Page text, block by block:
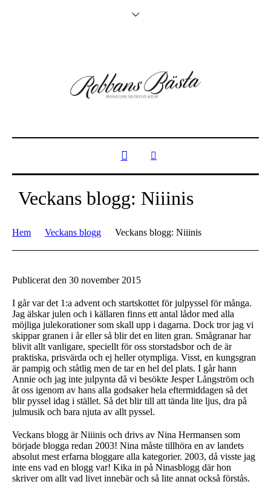
Veckans blogg: Niiinis
Hem Veckans blogg Veckans blogg: Niiinis
Publicerat den 30 november 2015
I går var det 1:a advent och startskottet för julpyssel för många.
Jag älskar julen och i källaren finns ett antal lådor med alla
möjliga julekorationer som skall upp i dagarna. Dock tror jag vi
skippar granen i år eller så blir det en liten gran. Smågranar har
blivit allt vanligare, speciellt för oss storstadsbor och de är
praktiska, prisvärda och ej heller otympliga. Visst, en kungsgran
är pampig och ståtlig men de tar en hel del plats. I går hann
Annie och jag inte julpynta då vi besökte Jesper Långström och
åt oss igenom av hans alla godsaker hela eftermiddagen så det
blir pyssel idag i stället. Så det blir till att tända lite ljus, dra på
julmusik och bara njuta av allt pyssel.
Veckans blogg är Niiinis och drivs av Nina Hermansen som
började blogga redan 2003! Nina måste tillhöra en av landets
absolut mest erfarna bloggare alla kategorier. 2003, då visste jag
inte ens vad en blogg var! Kika in på Ninasblogg där hon
skriver om allt vad livet innebär och så lite annat också förstås.